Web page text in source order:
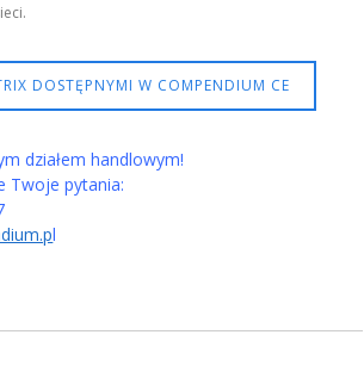
DOSTĘPNYMI W COMPENDIUM CE
działem handlowym!
Twoje pytania:
l